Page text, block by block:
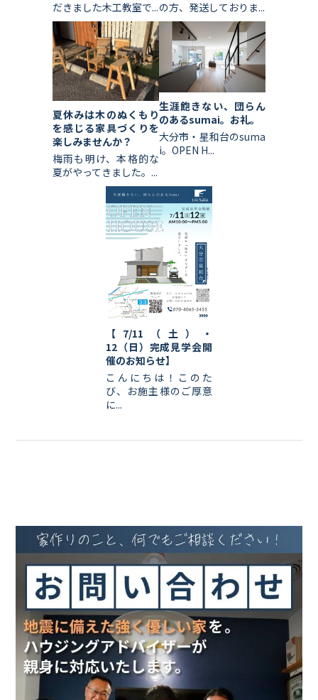
だきました木工教室で...の方、発送しておりま...
夏休みは木のぬくもり
を感じる家具づくりを
楽しみませんか？
梅雨も明け、本格的な
夏がやってきました。...
生涯飽きない、団らん
のあるsumai。お礼。
大分市・星和台のsuma
i。OPEN H...
【7/11（土）・
12（日）完成見学会開
催のお知らせ】
こんにちは！このた
び、お施主様のご厚意
に...